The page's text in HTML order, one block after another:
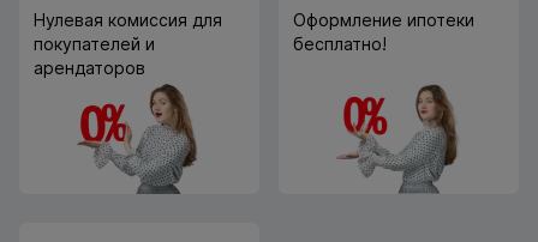
Нулевая комиссия для
покупателей и
арендаторов
Оформление ипотеки
бесплатно!